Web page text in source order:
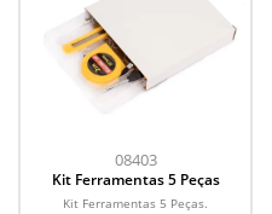
08403
Kit Ferramentas 5 Peças
Kit Ferramentas 5 Peças.